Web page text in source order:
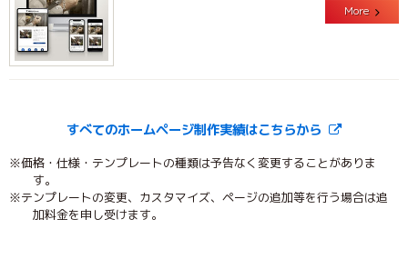
More
すべてのホームページ制作実績はこちらから
※価格・仕様・テンプレートの種類は予告なく変更することがありま
す。
※テンプレートの変更、カスタマイズ、ページの追加等を行う場合は追
加料金を申し受けます。